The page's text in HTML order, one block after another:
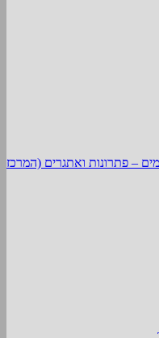
– פתרונות ואתגרים (המרכז